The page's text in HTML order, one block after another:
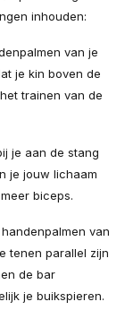
inhouden:
van je
je kin boven de
trainen van de
je aan de stang
je jouw lichaam
biceps.
van
tenen parallel zijn
de bar
je buikspieren.